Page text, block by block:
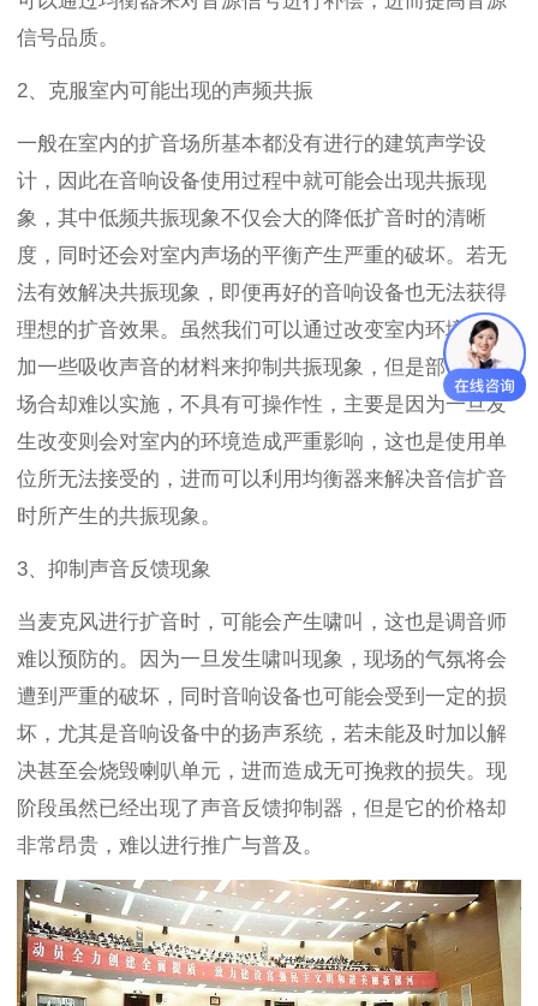
信号品质。
2、克服室内可能出现的声频共振
一般在室内的扩音场所基本都没有进行的建筑声学设
计，因此在音响设备使用过程中就可能会出现共振现
象，其中低频共振现象不仅会大的降低扩音时的清晰
度，同时还会对室内声场的平衡产生严重的破坏。若无
法有效解决共振现象，即便再好的音响设备也无法获得
理想的扩音效果。虽然我们可以通过改变室内环境，增
加一些吸收声音的材料来抑制共振现象，但是部分室内
场合却难以实施，不具有可操作性，主要是因为一旦发
生改变则会对室内的环境造成严重影响，这也是使用单
位所无法接受的，进而可以利用均衡器来解决音信扩音
时所产生的共振现象。
3、抑制声音反馈现象
当麦克风进行扩音时，可能会产生啸叫，这也是调音师
难以预防的。因为一旦发生啸叫现象，现场的气氛将会
遭到严重的破坏，同时音响设备也可能会受到一定的损
坏，尤其是音响设备中的扬声系统，若未能及时加以解
决甚至会烧毁喇叭单元，进而造成无可挽救的损失。现
阶段虽然已经出现了声音反馈抑制器，但是它的价格却
非常昂贵，难以进行推广与普及。